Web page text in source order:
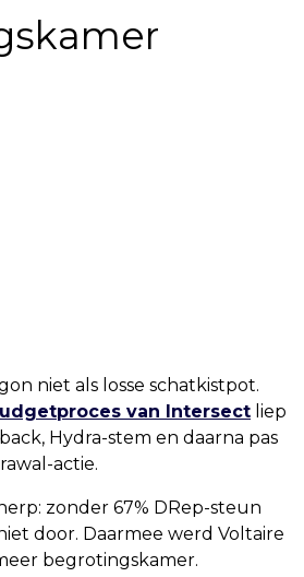
niet als losse schatkistpot.
van Intersect liep
Hydra-stem en daarna pas
actie.
zonder 67% DRep-steun
door. Daarmee werd Voltaire
begrotingskamer.